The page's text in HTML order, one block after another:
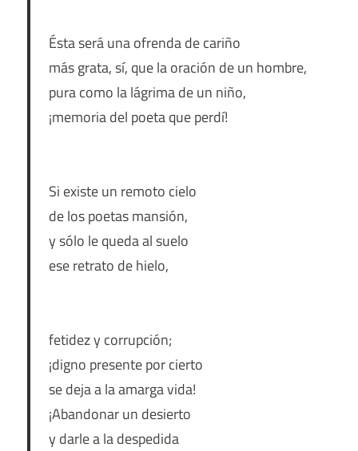
Ésta será una ofrenda de cariño
más grata, sí, que la oración de un hombre,
pura como la lágrima de un niño,
¡memoria del poeta que perdí!
Si existe un remoto cielo
de los poetas mansión,
y sólo le queda al suelo
ese retrato de hielo,
fetidez y corrupción;
¡digno presente por cierto
se deja a la amarga vida!
¡Abandonar un desierto
y darle a la despedida